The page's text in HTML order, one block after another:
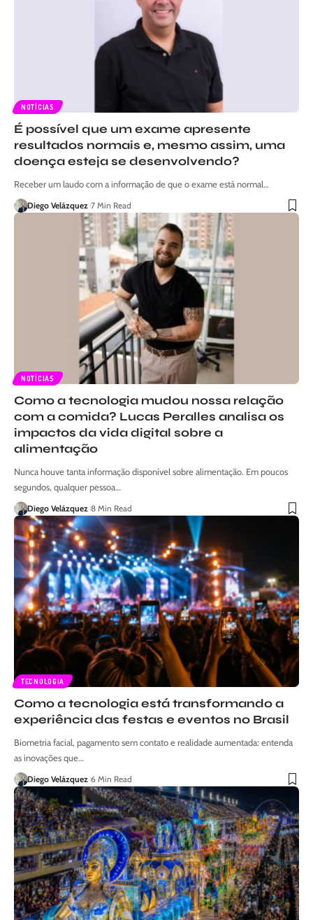
NOTÍCIAS
É possível que um exame apresente
resultados normais e, mesmo assim, uma
doença esteja se desenvolvendo?
Receber um laudo com a informação de que o exame está normal…
Diego Velázquez 7 Min Read
NOTÍCIAS
Como a tecnologia mudou nossa relação
com a comida? Lucas Peralles analisa os
impactos da vida digital sobre a
alimentação
Nunca houve tanta informação disponível sobre alimentação. Em poucos
segundos, qualquer pessoa…
Diego Velázquez 8 Min Read
TECNOLOGIA
Como a tecnologia está transformando a
experiência das festas e eventos no Brasil
Biometria facial, pagamento sem contato e realidade aumentada: entenda
as inovações que…
Diego Velázquez 6 Min Read